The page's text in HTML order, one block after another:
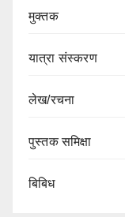
मुक्तक
यात्रा संस्करण
लेख/रचना
पुस्तक समिक्षा
बिबिध